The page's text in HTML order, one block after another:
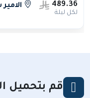
489.36
لكل ليلة
قم بتحميل